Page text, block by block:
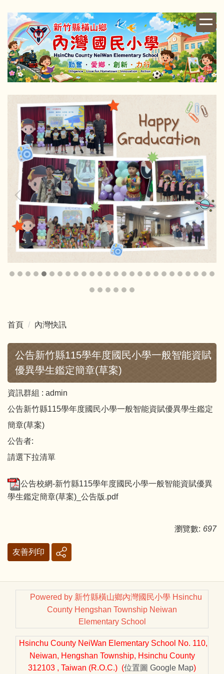
到
主
要
內
容
區
首頁 內灣快訊
公告新竹縣115學年度國民小學一般智能資賦
優異學生鑑定簡章(草案)
資訊群組 : admin
公告新竹縣115學年度國民小學一般智能資賦優異學生鑑定
簡章(草案)
公告者:
請選下拉清單
公告校網-新竹縣115學年度國民小學一般智能資賦優異
學生鑑定簡章(草案)_公告版.pdf
瀏覽數: 697
友善列印
Powered by 新竹縣橫山鄉內灣國民小學 Hsinchu
County Hengshan Township Neiwan
Elementary School
Hsinchu County NeiWan Elementary School No. 110,
Neiwan, Hengshan Township, Hsinchu County
312103 , Taiwan (R.O.C.) (位置圖 Google Map)